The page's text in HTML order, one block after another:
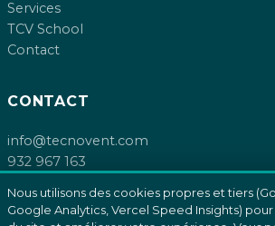
Services
TCV School
Contact
CONTACT
info@tecnovent.com
932 967 163
08755 Castellbisbal, Barcelona
Nous utilisons des cookies propres et tiers
Google Analytics, Vercel Speed Insights)